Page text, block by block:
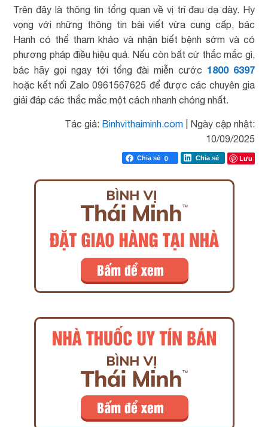
Trên đây là thông tin tổng quan về vị trí đau dạ dày. Hy
vọng với những thông tin bài viết vừa cung cấp, bác
Hanh có thể tham khảo và nhận biết bệnh sớm và có
phương pháp điều hiệu quả. Nếu còn bất cứ thắc mắc gì,
bác hãy gọi ngay tới tổng đài miễn cước 1800 6397
hoặc kết nối Zalo 0961567625 để được các chuyên gia
giải đáp các thắc mắc một cách nhanh chóng nhất.
Tác giả: Binhvithaiminh.com
Ngày cập nhật:
10/09/2025
Chia sẻ 0 Chia sẻ Lưu